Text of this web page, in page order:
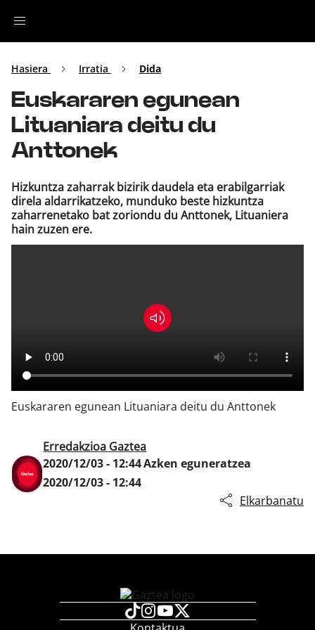
Irratia
Top Gaztea
Podcastak
Musika
Ekitaldiak
Hasiera Irratia Dida
Euskararen egunean
Lituaniara deitu du
Anttonek
Hizkuntza zaharrak bizirik daudela eta erabilgarriak
direla aldarrikatzeko, munduko beste hizkuntza
zaharrenetako bat zoriondu du Anttonek, Lituaniera
hain zuzen ere.
Euskararen egunean Lituaniara deitu du Anttonek
Erredakzioa Gaztea
2020/12/03 - 12:44Azken eguneratzea
2020/12/03 - 12:44
Elkarbanatu